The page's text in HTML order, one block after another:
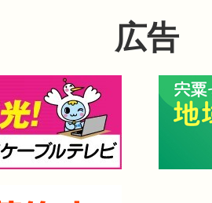
広告